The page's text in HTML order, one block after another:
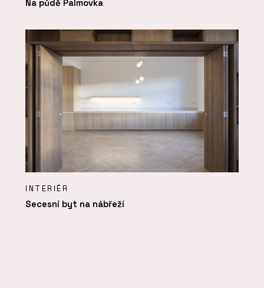
Na půdě Palmovka
INTERIÉR
Secesní byt na nábřeží